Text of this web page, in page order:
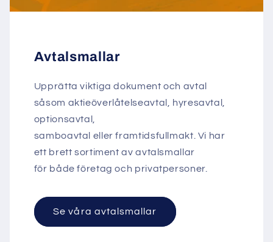
Avtalsmallar
Upprätta viktiga dokument och avtal
såsom aktieöverlåtelseavtal, hyresavtal,
optionsavtal,
samboavtal eller framtidsfullmakt. Vi har
ett brett sortiment av avtalsmallar
för både företag och privatpersoner.
Se våra avtalsmallar